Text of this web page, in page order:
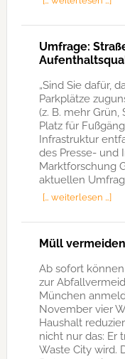
Umfrage:
„Sind Sie dafür,
Parkplätze
(z. B. mehr
Platz für
Infrastruktur
des Presse- und
Marktforschung
aktuellen
[… weiterlesen …]
Müll
Ab sofort
zur
München
November vier
Haushalt
nicht nur das: Er
Waste City wird.